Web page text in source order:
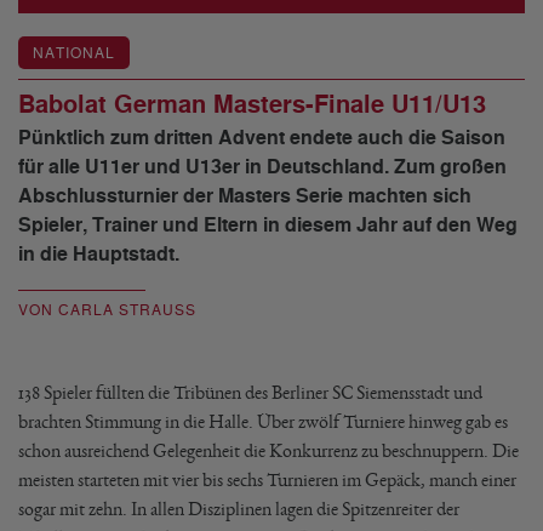
NATIONAL
Babolat German Masters-Finale U11/U13
Pünktlich zum dritten Advent endete auch die Saison
für alle U11er und U13er in Deutschland. Zum großen
Abschlussturnier der Masters Serie machten sich
Spieler, Trainer und Eltern in diesem Jahr auf den Weg
in die Hauptstadt.
VON CARLA STRAUSS
138 Spieler füllten die Tribünen des Berliner SC Siemensstadt und
brachten Stimmung in die Halle. Über zwölf Turniere hinweg gab es
schon ausreichend Gelegenheit die Konkurrenz zu beschnuppern. Die
meisten starteten mit vier bis sechs Turnieren im Gepäck, manch einer
sogar mit zehn. In allen Disziplinen lagen die Spitzenreiter der